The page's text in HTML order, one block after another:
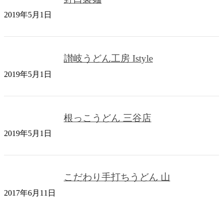
2019年5月1日
讃岐うどん工房 Istyle
2019年5月1日
根っこうどん 三谷店
2019年5月1日
こだわり手打ちうどん 山
2017年6月11日